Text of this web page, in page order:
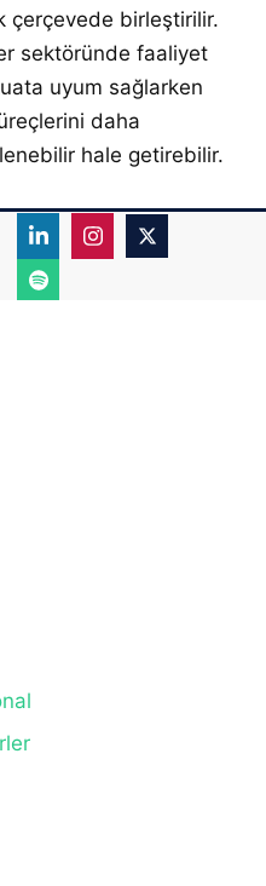
çerçevede birleştirilir.
sektöründe faaliyet
uyum sağlarken
daha
hale getirebilir.